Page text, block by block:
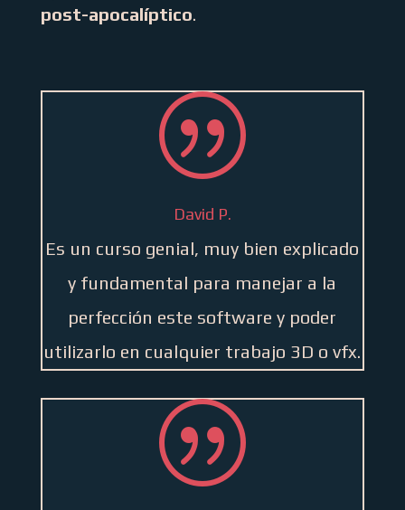
post-apocalíptico.
|
David P.
Es un curso genial, muy bien explicado
y fundamental para manejar a la
perfección este software y poder
utilizarlo en cualquier trabajo 3D o vfx.
|